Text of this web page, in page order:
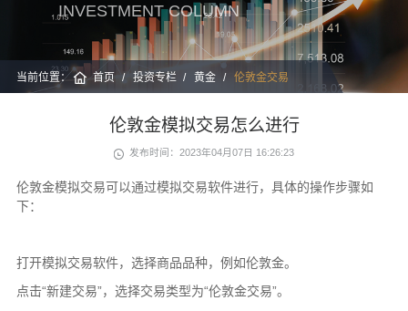
INVESTMENT COLUMN
当前位置： 首页 投资专栏 黄金 伦敦金交易
伦敦金模拟交易怎么进行
发布时间：2023年04月07日 16:26:23
伦敦金模拟交易可以通过模拟交易软件进行，具体的操作步骤如
下：
打开模拟交易软件，选择商品品种，例如伦敦金。
点击“新建交易”，选择交易类型为“伦敦金交易”。